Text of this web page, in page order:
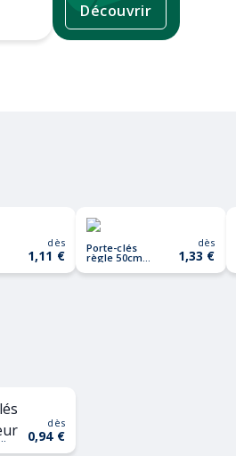
Découvrir
dès
1,11 € Porte-clés
règle 50cm
dès
1,33 €
dès
0,94 €